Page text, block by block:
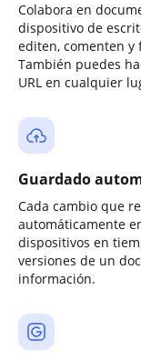
Colabora en
dispositivo de
editen, comenten y
También puedes
URL en cualquier
Guardado
Cada cambio que
automáticamente
dispositivos en
versiones de un
información.